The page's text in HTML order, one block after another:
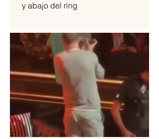
y abajo del ring